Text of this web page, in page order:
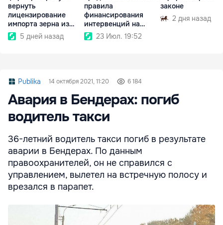
вернуть
лицензирование
импорта зерна из
Украины
5 дней назад
правила
финансирования
интервенций на
аграрном рынке
23 Июл. 19:52
законе
2 дня назад
Publika 14 октября 2021, 11:20 6 184
Авария в Бендерах: погиб
водитель такси
36-летний водитель такси погиб в результате
аварии в Бендерах. По данным
правоохранителей, он не справился с
управлением, вылетел на встречную полосу и
врезался в парапет.